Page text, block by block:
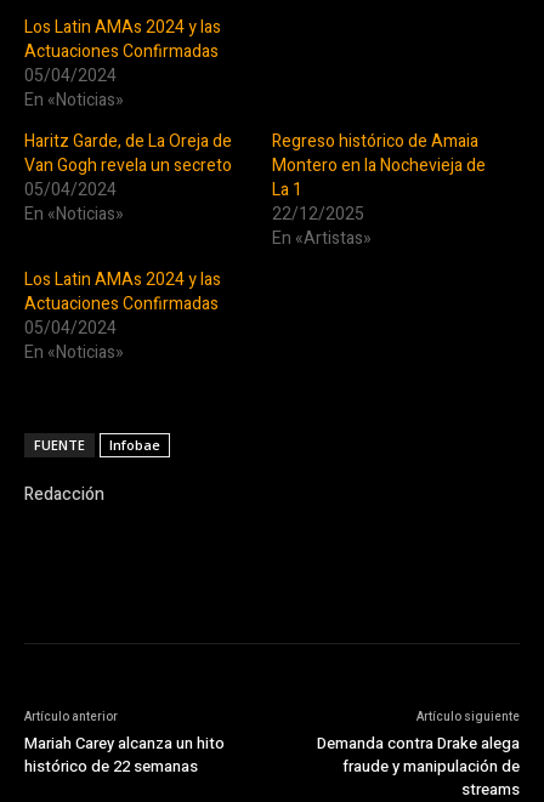
Los Latin AMAs 2024 y las
Actuaciones Confirmadas
05/04/2024
En «Noticias»
Haritz Garde, de La Oreja de
Van Gogh revela un secreto
05/04/2024
En «Noticias»
Regreso histórico de Amaia
Montero en la Nochevieja de
La 1
22/12/2025
En «Artistas»
Los Latin AMAs 2024 y las
Actuaciones Confirmadas
05/04/2024
En «Noticias»
FUENTE Infobae
Redacción
Artículo anterior
Mariah Carey alcanza un hito
histórico de 22 semanas
Artículo siguiente
Demanda contra Drake alega
fraude y manipulación de
streams